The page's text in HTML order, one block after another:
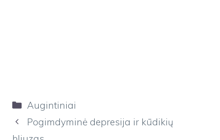
Kategorijos
Augintiniai
Pogimdyminė depresija ir kūdikių